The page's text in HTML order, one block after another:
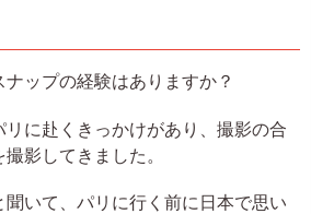
ップの経験はありますか？
に赴くきっかけがあり、撮影の合
影してきました。
いて、パリに行く前に日本で思い